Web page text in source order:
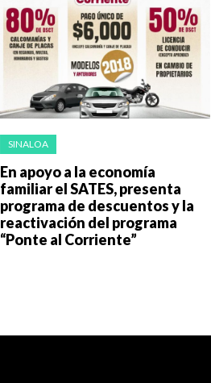
SINALOA
En apoyo a la economía
familiar el SATES, presenta
programa de descuentos y la
reactivación del programa
“Ponte al Corriente”